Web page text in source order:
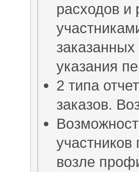
расходов и
указания
2 типа
заказов.
участников
возле